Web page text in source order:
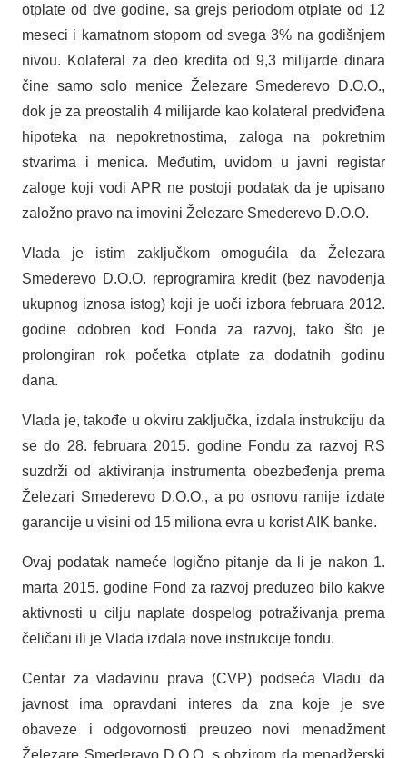
otplate od dve godine, sa grejs periodom otplate od 12
meseci i kamatnom stopom od svega 3% na godišnjem
nivou. Kolateral za deo kredita od 9,3 milijarde dinara
čine samo solo menice Železare Smederevo D.O.O.,
dok je za preostalih 4 milijarde kao kolateral predviđena
hipoteka na nepokretnostima, zaloga na pokretnim
stvarima i menica. Međutim, uvidom u javni registar
zaloge koji vodi APR ne postoji podatak da je upisano
založno pravo na imovini Železare Smederevo D.O.O.
Vlada je istim zaključkom omogućila da Železara
Smederevo D.O.O. reprogramira kredit (bez navođenja
ukupnog iznosa istog) koji je uoči izbora februara 2012.
godine odobren kod Fonda za razvoj, tako što je
prolongiran rok početka otplate za dodatnih godinu
dana.
Vlada je, takođe u okviru zaključka, izdala instrukciju da
se do 28. februara 2015. godine Fondu za razvoj RS
suzdrži od aktiviranja instrumenta obezbeđenja prema
Železari Smederevo D.O.O., a po osnovu ranije izdate
garancije u visini od 15 miliona evra u korist AIK banke.
Ovaj podatak nameće logično pitanje da li je nakon 1.
marta 2015. godine Fond za razvoj preduzeo bilo kakve
aktivnosti u cilju naplate dospelog potraživanja prema
čeličani ili je Vlada izdala nove instrukcije fondu.
Centar za vladavinu prava (CVP) podseća Vladu da
javnost ima opravdani interes da zna koje je sve
obaveze i odgovornosti preuzeo novi menadžment
Železare Smederavo D.O.O. s obzirom da menadžerski